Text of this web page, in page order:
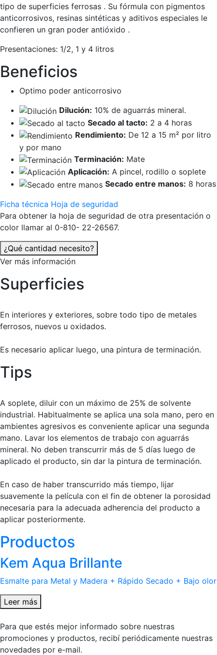
tipo de superficies ferrosas . Su fórmula con pigmentos
anticorrosivos, resinas sintéticas y aditivos especiales le
confieren un gran poder antióxido .
Presentaciones: 1/2, 1 y 4 litros
Beneficios
Optimo poder anticorrosivo
Dilución: 10% de aguarrás mineral.
Secado al tacto: 2 a 4 horas
Rendimiento: De 12 a 15 m² por litro
y por mano
Terminación: Mate
Aplicación: A pincel, rodillo o soplete
Secado entre manos: 8 horas
Ficha técnica Hoja de seguridad
Para obtener la hoja de seguridad de otra presentación o
color llamar al 0-810- 22-26567.
¿Qué cantidad necesito?
Ver más información
Superficies
En interiores y exteriores, sobre todo tipo de metales
ferrosos, nuevos u oxidados.
Es necesario aplicar luego, una pintura de terminación.
Tips
A soplete, diluir con un máximo de 25% de solvente
industrial. Habitualmente se aplica una sola mano, pero en
ambientes agresivos es conveniente aplicar una segunda
mano. Lavar los elementos de trabajo con aguarrás
mineral. No deben transcurrir más de 5 días luego de
aplicado el producto, sin dar la pintura de terminación.
En caso de haber transcurrido más tiempo, lijar
suavemente la película con el fin de obtener la porosidad
necesaria para la adecuada adherencia del producto a
aplicar posteriormente.
Productos
Kem Aqua Brillante
Esmalte para Metal y Madera + Rápido Secado + Bajo olor
Leer más
Para que estés mejor informado sobre nuestras
promociones y productos, recibí periódicamente nuestras
novedades por e-mail.